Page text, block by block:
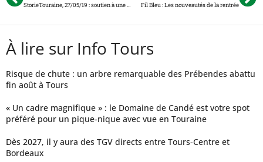
StorieTouraine, 27/05/19 : soutien à une famille au Sanitas, fuite de gaz dans le centre de Tours, le jeu de Tours Métropole prolongé… Fil Bleu : Les nouveautés de la rentrée
À lire sur Info Tours
Risque de chute : un arbre remarquable des Prébendes abattu
fin août à Tours
« Un cadre magnifique » : le Domaine de Candé est votre spot
préféré pour un pique-nique avec vue en Touraine
Dès 2027, il y aura des TGV directs entre Tours-Centre et
Bordeaux